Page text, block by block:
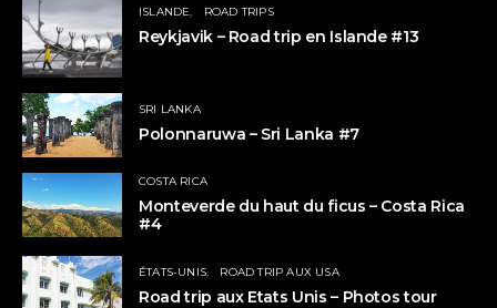
ISLANDE ROAD TRIPS
Reykjavik – Road trip en Islande #13
SRI LANKA
Polonnaruwa – Sri Lanka #7
COSTA RICA
Monteverde du haut du ficus – Costa Rica
#4
ÉTATS-UNIS ROAD TRIP AUX USA
Road trip aux Etats Unis – Photos tour